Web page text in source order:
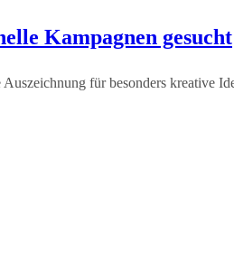
Kampagnen gesucht
für besonders kreative